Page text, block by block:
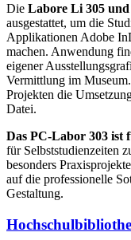
Die Labore Li 305 und
ausgestattet, um die
Applikationen Adobe
machen. Anwendung
eigener
Vermittlung im
Projekten die
Datei.
Das PC-Labor 303 ist
für Selbststudienzeiten
besonders
auf die professionelle
Gestaltung.